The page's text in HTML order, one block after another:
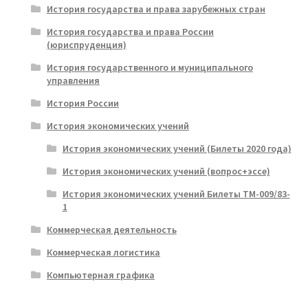
История государства и права зарубежных стран
История государства и права России
(юриспруденция)
История государственного и муниципального
управления
История России
История экономических учений
История экономических учений (Билеты 2020 года)
История экономических учений (вопрос+эссе)
История экономических учений Билеты ТМ-009/83-
1
Коммерческая деятельность
Коммерческая логистика
Компьютерная графика